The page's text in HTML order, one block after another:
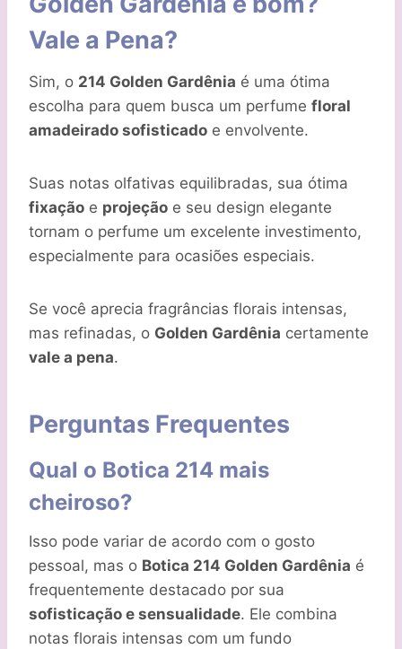
Vale a Pena?
Sim, o 214 Golden Gardênia é uma ótima
escolha para quem busca um perfume floral
amadeirado sofisticado e envolvente.
Suas notas olfativas equilibradas, sua ótima
fixação e projeção e seu design elegante
tornam o perfume um excelente investimento,
especialmente para ocasiões especiais.
Se você aprecia fragrâncias florais intensas,
mas refinadas, o Golden Gardênia certamente
vale a pena.
Perguntas Frequentes
Qual o Botica 214 mais
cheiroso?
Isso pode variar de acordo com o gosto
pessoal, mas o Botica 214 Golden Gardênia é
frequentemente destacado por sua
sofisticação e sensualidade. Ele combina
notas florais intensas com um fundo